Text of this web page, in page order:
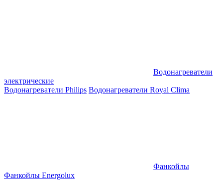
Водонагреватели
электрические
Водонагреватели Philips Водонагреватели Royal Clima
Фанкойлы
Фанкойлы Energolux